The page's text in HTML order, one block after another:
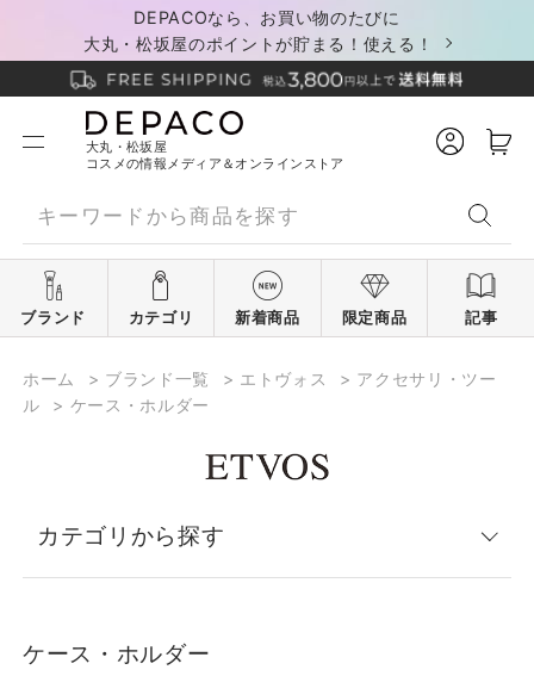
DEPACOなら、お買い物のたびに
大丸・松坂屋のポイントが貯まる！使える！
大丸・松坂屋
コスメの情報メディア＆オンラインストア
ブランド カテゴリ 新着商品 限定商品 記事
ホーム > ブランド一覧 > エトヴォス > アクセサリ・ツー
ル
> ケース・ホルダー
カテゴリから探す
ケース・ホルダー